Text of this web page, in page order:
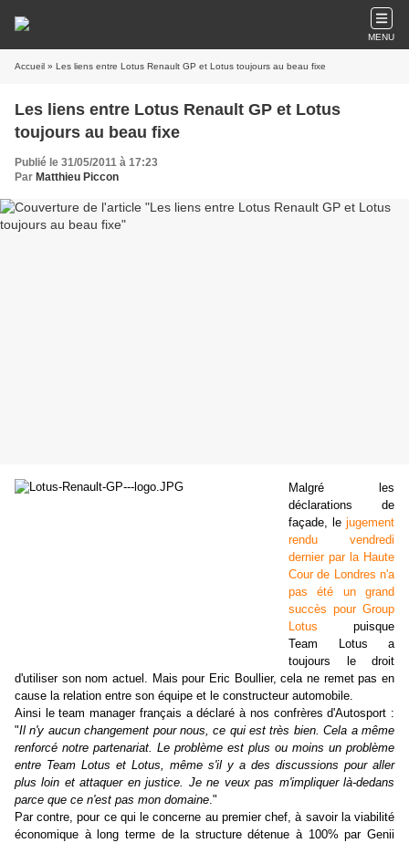
MENU
Accueil » Les liens entre Lotus Renault GP et Lotus toujours au beau fixe
Les liens entre Lotus Renault GP et Lotus
toujours au beau fixe
Publié le 31/05/2011 à 17:23
Par Matthieu Piccon
Malgré les
déclarations de
façade, le jugement
rendu vendredi
dernier par la Haute
Cour de Londres n'a
pas été un grand
succès pour Group
Lotus puisque
Team Lotus a
toujours le droit
d'utiliser son nom actuel. Mais pour Eric Boullier, cela ne remet pas en
cause la relation entre son équipe et le constructeur automobile.
Ainsi le team manager français a déclaré à nos confrères d'Autosport :
"Il n'y aucun changement pour nous, ce qui est très bien. Cela a même
renforcé notre partenariat. Le problème est plus ou moins un problème
entre Team Lotus et Lotus, même s'il y a des discussions pour aller
plus loin et attaquer en justice. Je ne veux pas m'impliquer là-dedans
parce que ce n'est pas mon domaine."
Par contre, pour ce qui le concerne au premier chef, à savoir la viabilité
économique à long terme de la structure détenue à 100% par Genii